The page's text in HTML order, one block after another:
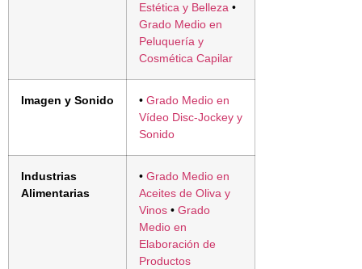
Estética y Belleza •
Grado Medio en
Peluquería y
Cosmética Capilar
Imagen y Sonido • Grado Medio en
Vídeo Disc-Jockey y
Sonido
Industrias
Alimentarias
• Grado Medio en
Aceites de Oliva y
Vinos • Grado
Medio en
Elaboración de
Productos